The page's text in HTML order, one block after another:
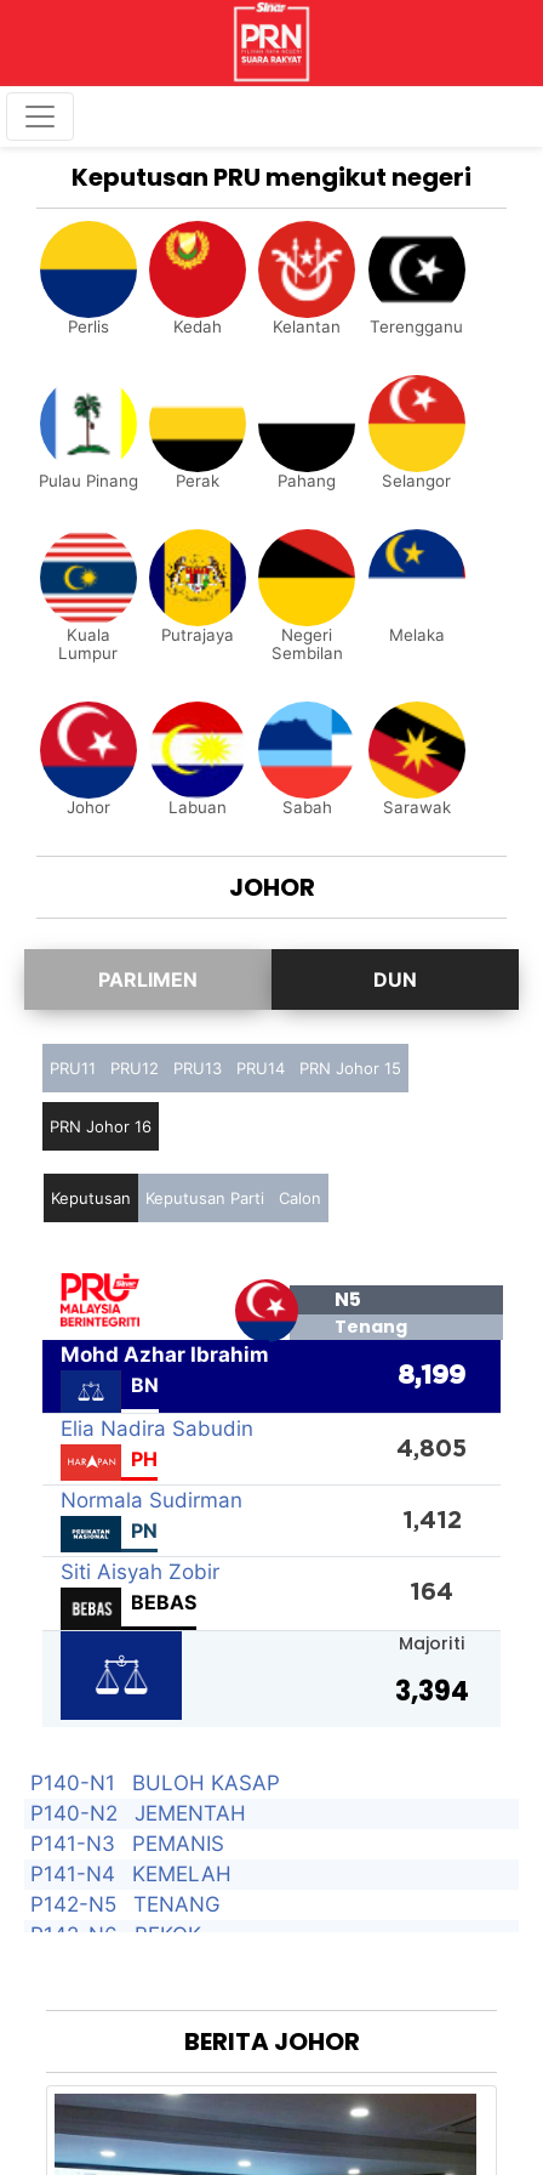
Keputusan PRU mengikut negeri
Perlis Kedah Kelantan Terengganu
Pulau Pinang Perak Pahang Selangor
Kuala
Lumpur
Putrajaya
Negeri
Sembilan
Melaka
Johor Labuan Sabah Sarawak
JOHOR
P140-N1
BULOH KASAP
P140-N2
JEMENTAH
P141-N3
PEMANIS
P141-N4
KEMELAH
P142-N5
TENANG
P142-N6
BEKOK
TANGKAK
P144-N11
SEROM
P145-N12
BENTAYAN
P145-N13
SIMPANG JERAM
PRU11 PRU12 PRU13 PRU14 PRN Johor 15
PRN Johor 16
Keputusan Keputusan Parti Calon
N5
Tenang
Mohd Azhar Ibrahim
BN
8,199
Elia Nadira Sabudin
PH
4,805
Normala Sudirman
PN
1,412
Siti Aisyah Zobir
BEBAS
164
Majoriti
3,394
BERITAJOHOR